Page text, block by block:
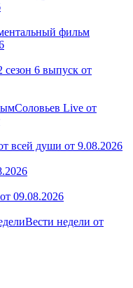
фильм
6 выпуск от
Соловьев Live от
всей души от 9.08.2026
09.08.2026
Вести недели от